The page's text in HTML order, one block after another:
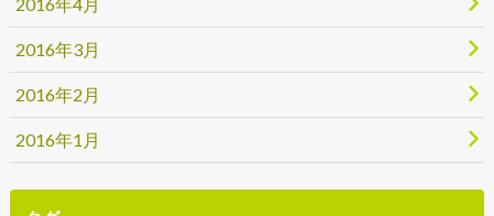
2016年3月
2016年2月
2016年1月